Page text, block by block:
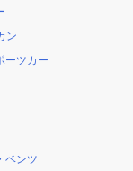
ン
ーツカー
ベンツ